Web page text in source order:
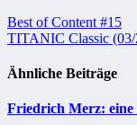
Best of Content #15
TITANIC Classic
Ähnliche Beiträge
Friedrich Merz: